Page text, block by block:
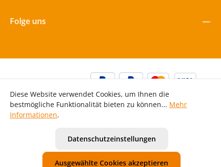
Folge uns
und ggf. Nachnahmegebühren, wenn nicht anders
angegeben.
Diese Website verwendet Cookies, um Ihnen die
bestmögliche Funktionalität bieten zu können... Mehr
Informationen.
Datenschutzeinstellungen
Ausgewählte Cookies akzeptieren